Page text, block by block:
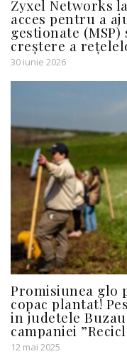
Zyxel Networks
acces pentru a
gestionate
creștere a
30 iunie 2026
Promisiunea glo
copac plantat!
in judetele
campaniei
12 mai 2025